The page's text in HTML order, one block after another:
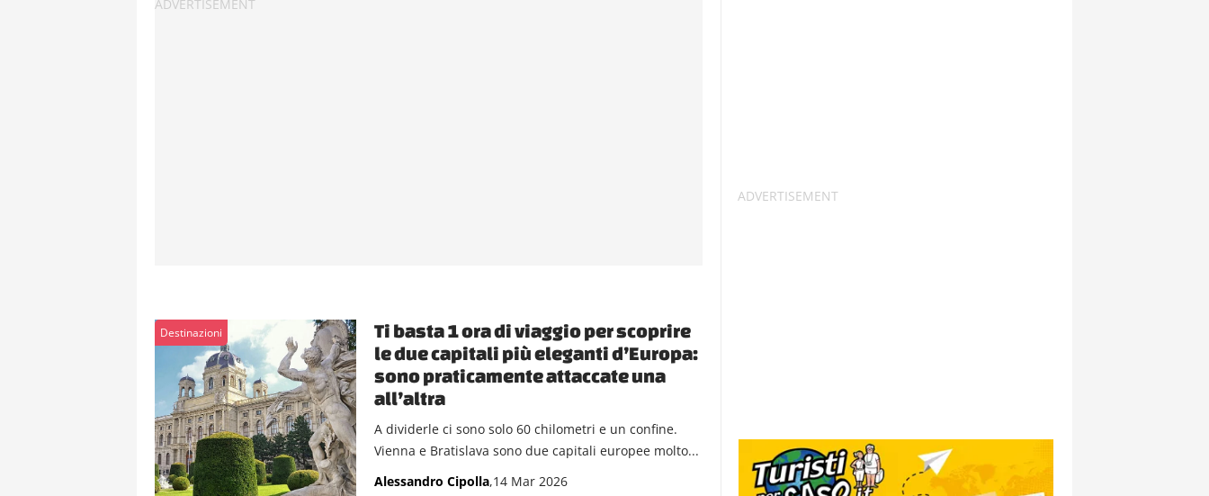
Destinazioni
Ti basta 1 ora di viaggio per scoprire
le due capitali più eleganti d’Europa:
sono praticamente attaccate una
all’altra
A dividerle ci sono solo 60 chilometri e un confine.
Vienna e Bratislava sono due capitali europee molto...
Alessandro Cipolla,14 Mar 2026